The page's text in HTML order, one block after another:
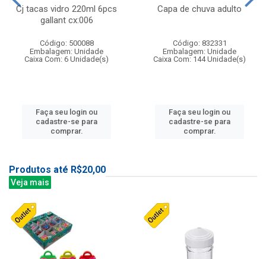
Cj tacas vidro 220ml 6pcs
gallant cx:006
Código: 500088
Embalagem: Unidade
Caixa Com: 6 Unidade(s)
Faça seu login ou
cadastre-se para
comprar.
Capa de chuva adulto
Código: 832331
Embalagem: Unidade
Caixa Com: 144 Unidade(s)
Faça seu login ou
cadastre-se para
comprar.
Produtos até R$20,00
Veja mais